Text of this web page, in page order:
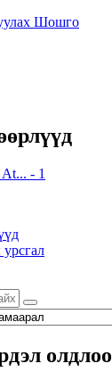
Шошго
At... - 1
олдлоо